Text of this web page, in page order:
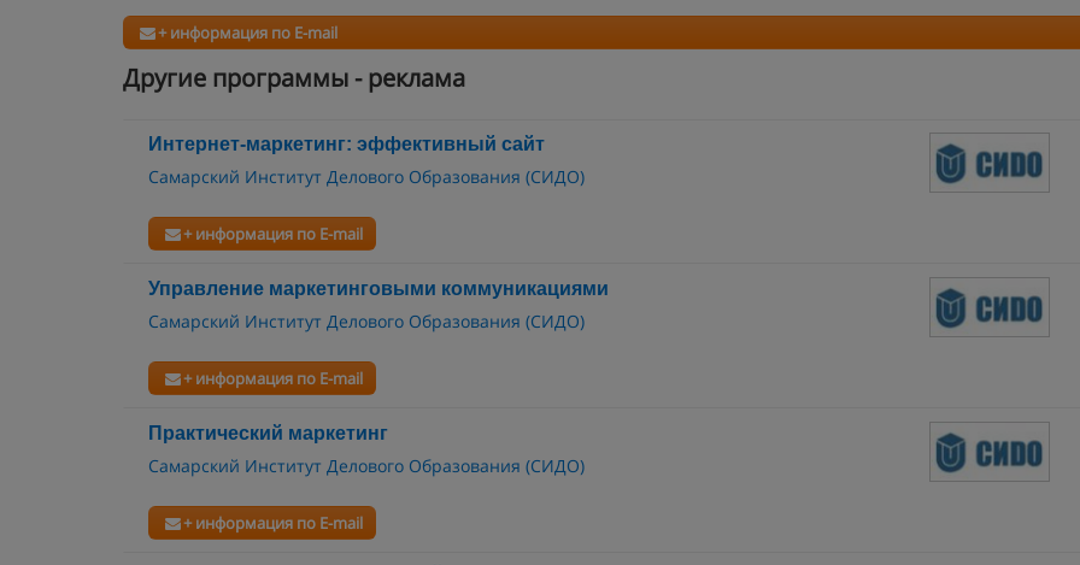
+ информация по E-mail
Другие программы - реклама
Интернет-маркетинг: эффективный сайт
Самарский Институт Делового Образования (СИДО)
+ информация по E-mail
Управление маркетинговыми коммуникациями
Самарский Институт Делового Образования (СИДО)
+ информация по E-mail
Практический маркетинг
Самарский Институт Делового Образования (СИДО)
+ информация по E-mail